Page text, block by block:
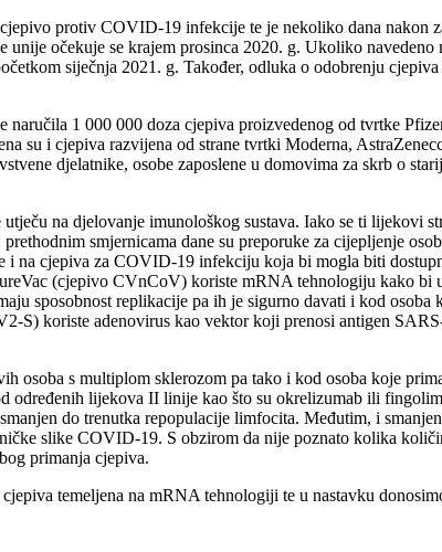
protiv COVID-19 infekcije te je nekoliko dana nakon
očekuje se krajem prosinca 2020. g. Ukoliko
siječnja 2021. g. Također, odluka o odobrenju
1 000 000 doza cjepiva proizvedenog od tvrtke
su i cjepiva razvijena od strane tvrtki Moderna,
djelatnike, osobe zaposlene u domovima za skrb o
na djelovanje imunološkog sustava. Iako se ti lijekovi
smjernicama dane su preporuke za cijepljenje
na cjepiva za COVID-19 infekciju koja bi mogla biti
(cjepivo CVnCoV) koriste mRNA tehnologiju kako bi
sposobnost replikacije pa ih je sigurno davati i kod osoba
S) koriste adenovirus kao vektor koji prenosi antigen
osoba s multiplom sklerozom pa tako i kod osoba koje
određenih lijekova II linije kao što su okrelizumab ili
do trenutka repopulacije limfocita. Međutim, i
slike COVID-19. S obzirom da nije poznato kolika
primanja cjepiva.
temeljena na mRNA tehnologiji te u nastavku